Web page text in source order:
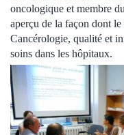
oncologique et membre
aperçu de la façon dont
Cancérologie, qualité et
soins dans les hôpitaux.